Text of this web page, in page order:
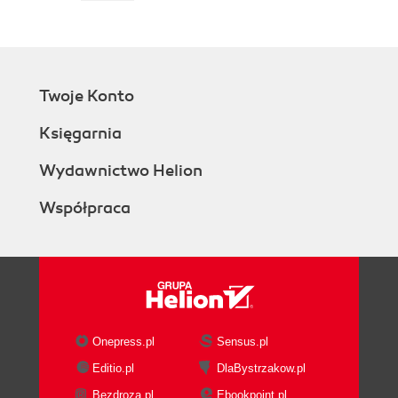
Twoje Konto
Księgarnia
Wydawnictwo Helion
Współpraca
Onepress.pl
Sensus.pl
Editio.pl
DlaBystrzakow.pl
Bezdroza.pl
Ebookpoint.pl